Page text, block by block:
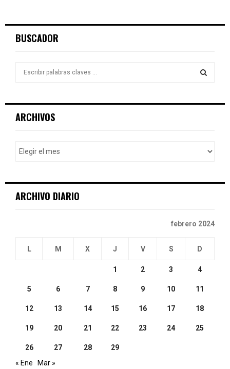
BUSCADOR
h
ARCHIVOS
ARCHIVO DIARIO
febrero 2024
L M X J V S D
1 2 3 4
5 6 7 8 9 10 11
12 13 14 15 16 17 18
19 20 21 22 23 24 25
26 27 28
29
« Ene
Mar »